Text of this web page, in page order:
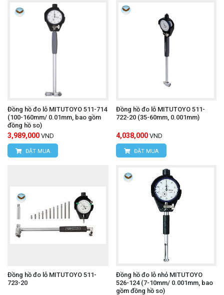
Đồng hồ đo lỗ MITUTOYO 511-714
(100-160mm/ 0.01mm, bao gồm
đồng hồ so)
3,989,000 VND
ĐẶT MUA
Đồng hồ đo lỗ MITUTOYO 511-
722-20 (35-60mm, 0.001mm)
4,038,000 VND
ĐẶT MUA
Đồng hồ đo lỗ MITUTOYO 511-
723-20
Đồng hồ đo lỗ nhỏ MITUTOYO
526-124 (7-10mm/ 0.001mm, bao
gồm đồng hồ so)